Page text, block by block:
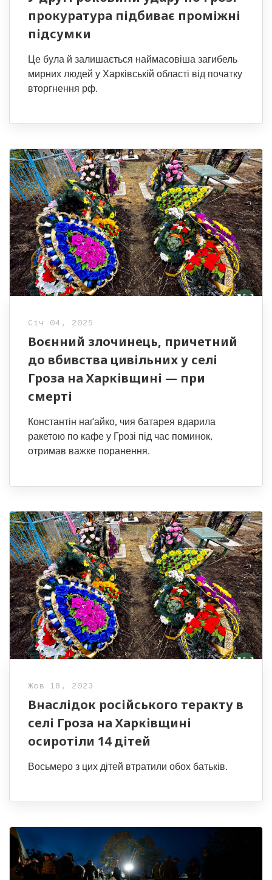
прокуратура підбиває проміжні
підсумки
Це була й залишається наймасовіша загибель
мирних людей у Харківській області від початку
вторгнення рф.
Січ 04, 2025
Воєнний злочинець, причетний
до вбивства цивільних у селі
Гроза на Харківщині — при
смерті
Константін наґайко, чия батарея вдарила
ракетою по кафе у Грозі під час поминок,
отримав важке поранення.
Жов 18, 2023
Внаслідок російського теракту в
селі Гроза на Харківщині
осиротіли 14 дітей
Восьмеро з цих дітей втратили обох батьків.